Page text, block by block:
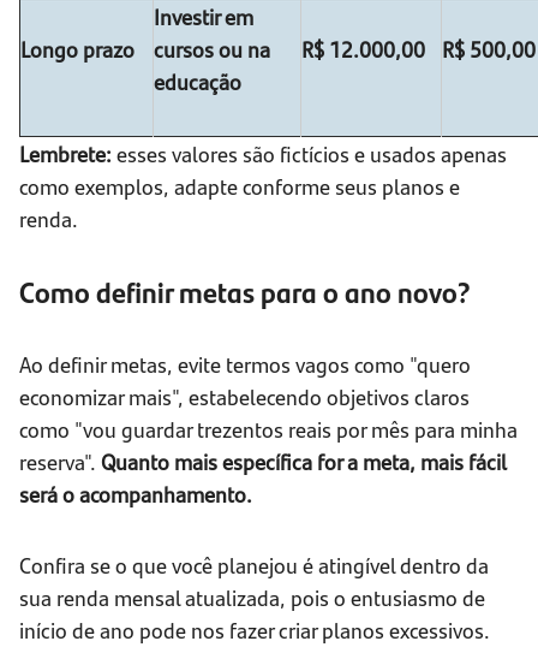
Longo prazo
Investir em
cursos ou na
educação
R$ 12.000,00 R$ 500,00
Lembrete: esses valores são fictícios e usados apenas
como exemplos, adapte conforme seus planos e
renda.
Como definir metas para o ano novo?
Ao definir metas, evite termos vagos como "quero
economizar mais", estabelecendo objetivos claros
como "vou guardar trezentos reais por mês para minha
reserva". Quanto mais específica for a meta, mais fácil
será o acompanhamento.
Confira se o que você planejou é atingível dentro da
sua renda mensal atualizada, pois o entusiasmo de
início de ano pode nos fazer criar planos excessivos.